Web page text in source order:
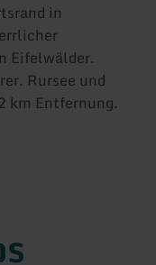
in
Eifelwälder.
Rursee und
km Entfernung.